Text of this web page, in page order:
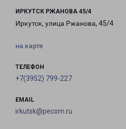
ИРКУТСК РЖАНОВА 45/4
Иркутск, улица Ржанова, 45/4
на карте
ТЕЛЕФОН
+7(3952) 799-227
EMAIL
irkutsk@pecom.ru